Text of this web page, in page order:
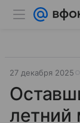
27 декабря 2025
летний